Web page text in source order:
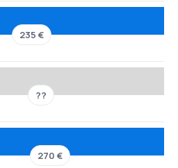
235 €
??
270 €